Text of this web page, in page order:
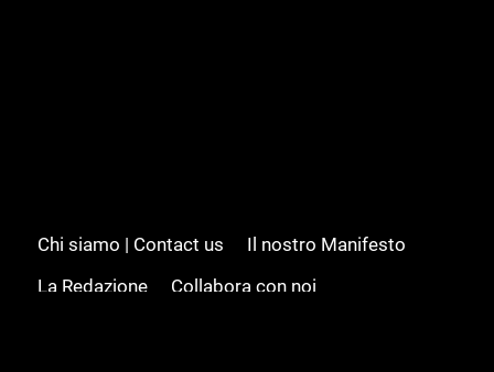
Chi siamo | Contact us
Il nostro Manifesto
La Redazione
Collabora con noi